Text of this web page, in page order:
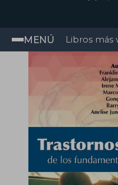
MENÚ Libros más